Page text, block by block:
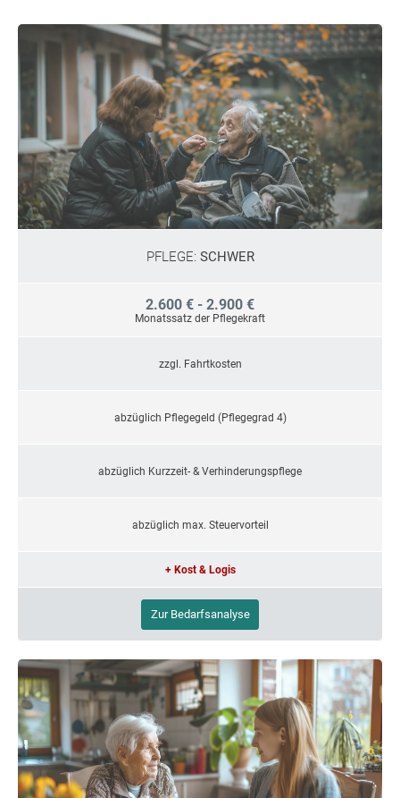
PFLEGE: SCHWER
2.600 € - 2.900 €
Monatssatz der Pflegekraft
zzgl. Fahrtkosten
abzüglich Pflegegeld (Pflegegrad 4)
abzüglich Kurzzeit- & Verhinderungspflege
abzüglich max. Steuervorteil
+ Kost & Logis
Zur Bedarfsanalyse